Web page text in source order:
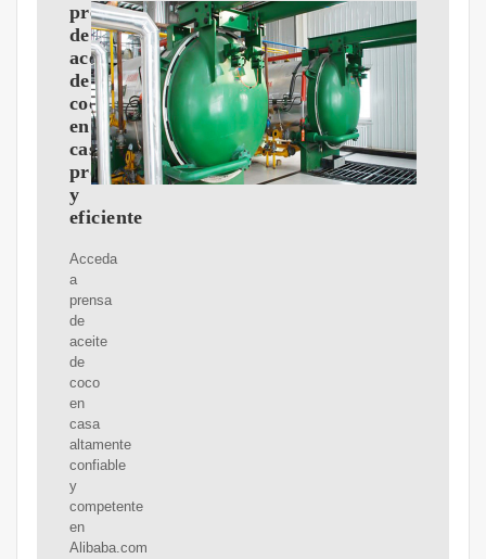
prensa
de
aceite
de
coco
en
casa
profesional
y
eficiente
Acceda
a
prensa
de
aceite
de
coco
en
casa
altamente
confiable
y
competente
en
Alibaba.com